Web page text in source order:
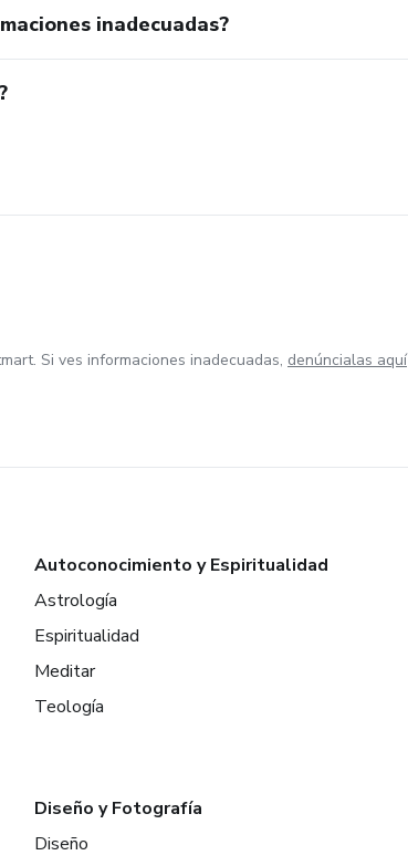
inadecuadas?
Si ves informaciones inadecuadas, denúncialas aquí
Autoconocimiento y Espiritualidad
Astrología
Espiritualidad
Meditar
Teología
Diseño y Fotografía
Diseño